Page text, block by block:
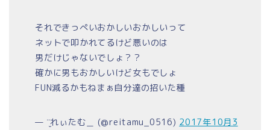
それできっぺいおかしいおかしいって
ネットで叩かれてるけど悪いのは
男だけじゃないでしょ？？
確かに男もおかしいけど女もでしょ
FUN減るかもねまぁ自分達の招いた種
— ¨̮れぃたむ＿ (@reitamu_0516) 2017年10月3